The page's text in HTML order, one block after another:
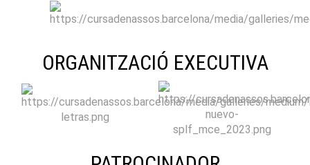
ORGANITZACIÓ EXECUTIVA